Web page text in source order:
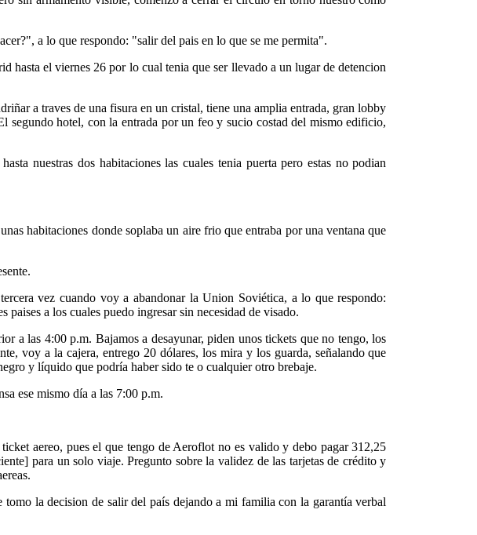
a lo que respondo: "salir del pais en lo que se me permita".
el viernes 26 por lo cual tenia que ser llevado a un lugar de detencion
a traves de una fisura en un cristal, tiene una amplia entrada, gran lobby
segundo hotel, con la entrada por un feo y sucio costad del mismo edificio,
nuestras dos habitaciones las cuales tenia puerta pero estas no podian
habitaciones donde soplaba un aire frio que entraba por una ventana que
vez cuando voy a abandonar la Union Soviética, a lo que respondo:
a los cuales puedo ingresar sin necesidad de visado.
a las 4:00 p.m. Bajamos a desayunar, piden unos tickets que no tengo, los
voy a la cajera, entrego 20 dólares, los mira y los guarda, señalando que
y líquido que podría haber sido te o cualquier otro brebaje.
ese mismo día a las 7:00 p.m.
aereo, pues el que tengo de Aeroflot no es valido y debo pagar 312,25
para un solo viaje. Pregunto sobre la validez de las tarjetas de crédito y
la decision de salir del país dejando a mi familia con la garantía verbal